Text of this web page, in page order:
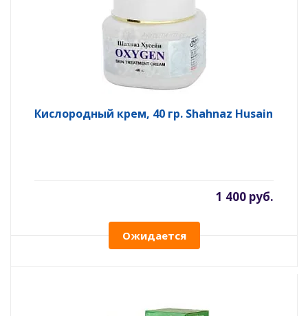
Кислородный крем, 40 гр. Shahnaz Husain
1 400 руб.
Ожидается